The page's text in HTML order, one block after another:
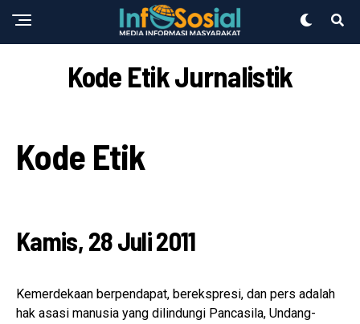
Kode Etik Jurnalistik
Kode Etik
Kamis, 28 Juli 2011
Kemerdekaan berpendapat, berekspresi, dan pers adalah
hak asasi manusia yang dilindungi Pancasila, Undang-